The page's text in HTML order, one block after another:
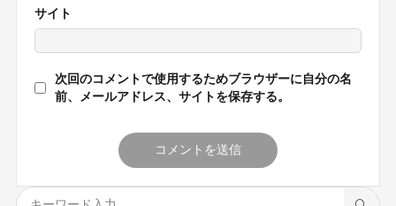
サイト
次回のコメントで使用するためブラウザーに自分の名
前、メールアドレス、サイトを保存する。